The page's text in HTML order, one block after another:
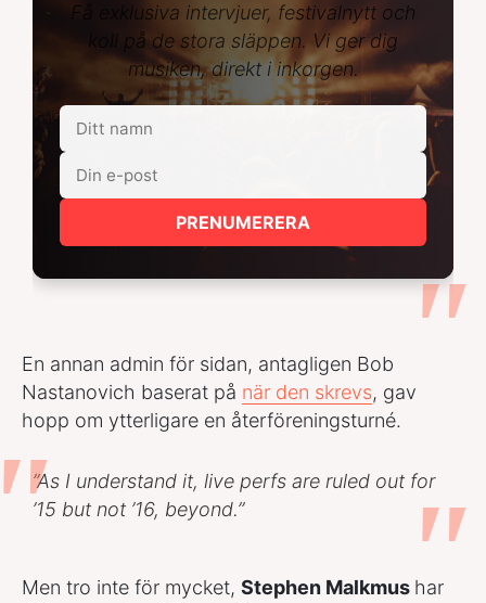
Få exklusiva intervjuer, festivalnytt och
koll på de stora släppen. Vi ger dig
musiken, direkt i inkorgen.
PRENUMERERA
En annan admin för sidan, antagligen Bob
Nastanovich baserat på när den skrevs, gav
hopp om ytterligare en återföreningsturné.
”As I understand it, live perfs are ruled out for
’15 but not ’16, beyond.”
Men tro inte för mycket, Stephen Malkmus har